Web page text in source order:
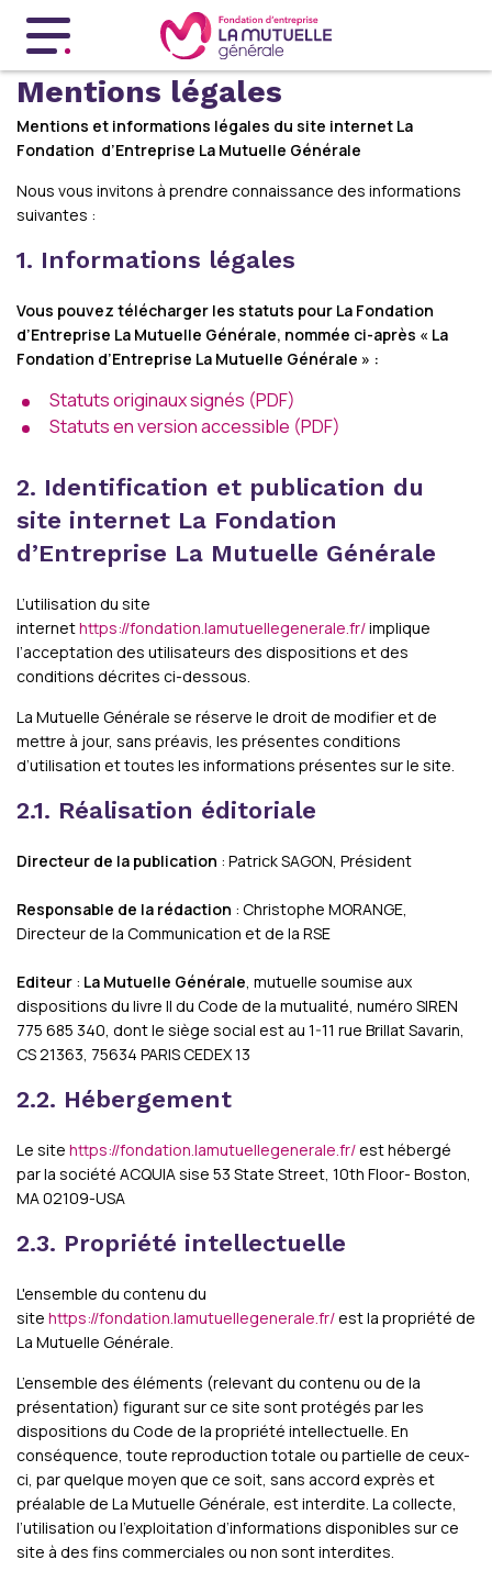
Menu principal
Mentions légales
Mentions et informations légales du site internet La
Fondation d’Entreprise La Mutuelle Générale
Nous vous invitons à prendre connaissance des informations
suivantes :
1. Informations légales
Vous pouvez télécharger les statuts pour La Fondation
d’Entreprise La Mutuelle Générale, nommée ci-après « La
Fondation d’Entreprise La Mutuelle Générale » :
Statuts originaux signés (PDF)
Statuts en version accessible (PDF)
2. Identification et publication du
site internet La Fondation
d’Entreprise La Mutuelle Générale
L’utilisation du site
internethttps://fondation.lamutuellegenerale.fr/implique
l’acceptation des utilisateurs des dispositions et des
conditions décrites ci-dessous.
La Mutuelle Générale se réserve le droit de modifier et de
mettre à jour, sans préavis, les présentes conditions
d’utilisation et toutes les informations présentes sur le site.
2.1. Réalisation éditoriale
Directeur de la publication : Patrick SAGON, Président
Responsable de la rédaction : Christophe MORANGE,
Directeur de la Communication et de la RSE
Editeur : La Mutuelle Générale, mutuelle soumise aux
dispositions du livre II du Code de la mutualité, numéro SIREN
775 685 340, dont le siège social est au 1-11 rue Brillat Savarin,
CS 21363, 75634 PARIS CEDEX 13
2.2. Hébergement
Le site https://fondation.lamutuellegenerale.fr/est hébergé
par la société ACQUIA sise 53 State Street, 10th Floor- Boston,
MA 02109-USA
2.3. Propriété intellectuelle
L'ensemble du contenu du
site https://fondation.lamutuellegenerale.fr/est la propriété de
La Mutuelle Générale.
L’ensemble des éléments (relevant du contenu ou de la
présentation) figurant sur ce site sont protégés par les
dispositions du Code de la propriété intellectuelle. En
conséquence, toute reproduction totale ou partielle de ceux-
ci, par quelque moyen que ce soit, sans accord exprès et
préalable de La Mutuelle Générale, est interdite. La collecte,
l’utilisation ou l’exploitation d’informations disponibles sur ce
site à des fins commerciales ou non sont interdites.